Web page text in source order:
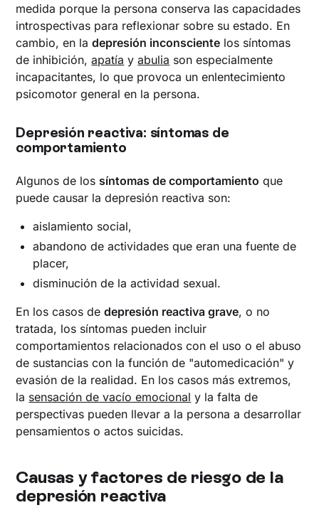
medida porque la persona conserva las capacidades
introspectivas para reflexionar sobre su estado. En
cambio, en ladepresión inconsciente los síntomas
de inhibición,apatía yabulia son especialmente
incapacitantes, lo que provoca un enlentecimiento
psicomotor general en la persona.
Depresión reactiva: síntomas de
comportamiento
Algunos de los síntomas de comportamiento que
puede causar la depresión reactiva son:
aislamiento social,
abandono de actividades que eran una fuente de
placer,
disminución de la actividad sexual.
En los casos dedepresión reactiva grave, o no
tratada, los síntomas pueden incluir
comportamientos relacionados con el uso o el abuso
de sustancias con la función de "automedicación" y
evasión de la realidad. En los casos más extremos,
la sensación de vacío emocional y la falta de
perspectivas pueden llevar a la persona a desarrollar
pensamientos o actos suicidas.
Causas y factores de riesgo de la
depresión reactiva